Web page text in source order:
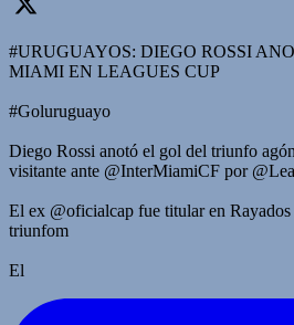
#URUGUAYOS: DIEGO ROSSI
MIAMI EN LEAGUES CUP
#Goluruguayo
Diego Rossi anotó el gol del triunfo
visitante ante @InterMiamiCF por
El ex @oficialcap fue titular en
triunfom
El